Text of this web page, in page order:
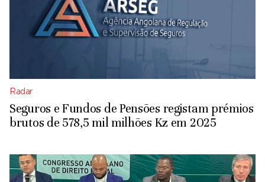
Radar
Seguros e Fundos de Pensões registam prémios
brutos de 578,5 mil milhões Kz em 2025